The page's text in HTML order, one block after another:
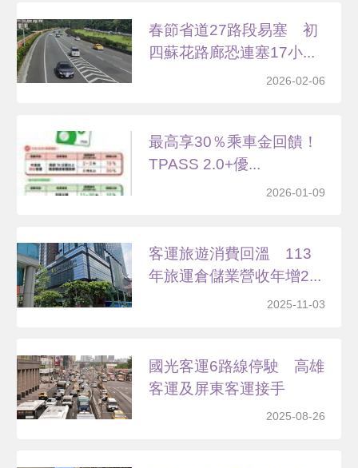
春節省道27路段易塞 初
四蘇花路廊恐連塞17小...
2026-02-06
最高享30％乘車金回饋！
TPASS 2.0+優...
2026-01-09
客運旅遊消費回溫 113
年旅運倉儲業營收年增2...
2025-11-03
國光客運6路線停駛 高雄
客運及屏東客運接手
2025-08-26